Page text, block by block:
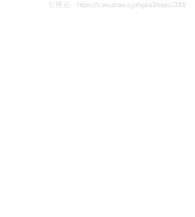
引用元： https://zawazawa.jp/spla3/topic/280/